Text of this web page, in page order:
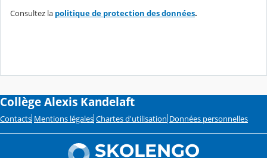
Consultez la politique de protection des données.
Collège Alexis Kandelaft
Contacts Mentions légales Chartes d'utilisation Données personnelles